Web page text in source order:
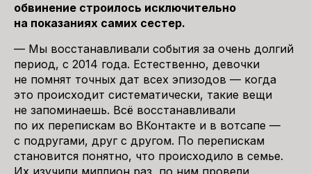
обвинение строилось исключительно
на показаниях самих сестер.
— Мы восстанавливали события за очень долгий
период, с 2014 года. Естественно, девочки
не помнят точных дат всех эпизодов — когда
это происходит систематически, такие вещи
не запоминаешь. Всё восстанавливали
по их перепискам во ВКонтакте и в вотсапе —
с подругами, друг с другом. По перепискам
становится понятно, что происходило в семье.
Их изучили миллион раз, по ним провели